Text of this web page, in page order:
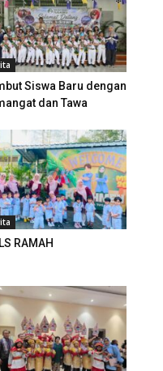
Siswa Baru dengan
dan Tawa
RAMAH